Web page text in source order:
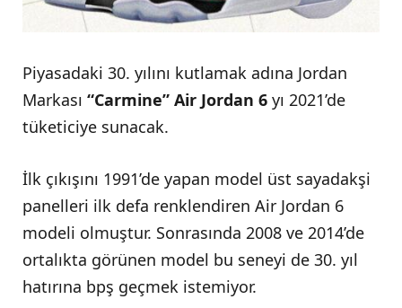
Piyasadaki 30. yılını kutlamak adına Jordan
Markası “Carmine” Air Jordan 6 yı 2021’de
tüketiciye sunacak.
İlk çıkışını 1991’de yapan model üst sayadakşi
panelleri ilk defa renklendiren Air Jordan 6
modeli olmuştur. Sonrasında 2008 ve 2014’de
ortalıkta görünen model bu seneyi de 30. yıl
hatırına bpş geçmek istemiyor.